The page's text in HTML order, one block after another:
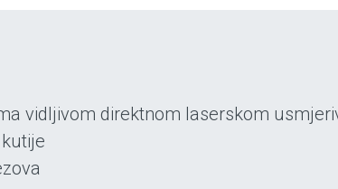
vidljivom direktnom laserskom